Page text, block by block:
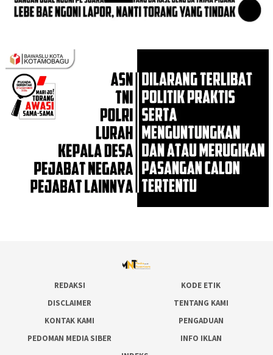
REDAKSI
KODE ETIK
DISCLAIMER
TENTANG KAMI
KONTAK KAMI
PENGADUAN
PEDOMAN MEDIA SIBER
INFO IKLAN